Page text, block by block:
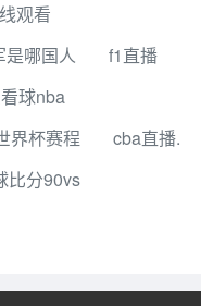
观看
是哪国人
f1直播
球nba
界杯赛程
cba直播.
比分90vs